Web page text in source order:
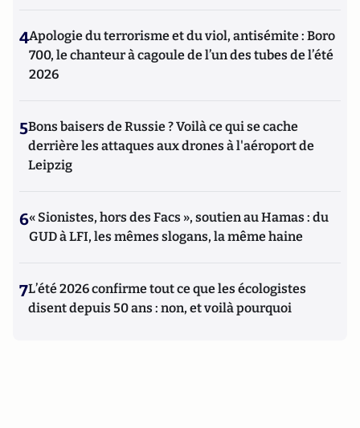
4Apologie du terrorisme et du viol, antisémite : Boro
700, le chanteur à cagoule de l’un des tubes de l’été
2026
5Bons baisers de Russie ? Voilà ce qui se cache
derrière les attaques aux drones à l'aéroport de
Leipzig
6« Sionistes, hors des Facs », soutien au Hamas : du
GUD à LFI, les mêmes slogans, la même haine
7L’été 2026 confirme tout ce que les écologistes
disent depuis 50 ans : non, et voilà pourquoi